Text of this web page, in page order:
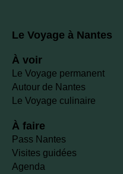
Le Voyage à Nantes
À voir
Le Voyage permanent
Autour de Nantes
Le Voyage culinaire
À faire
Pass Nantes
Visites guidées
Agenda